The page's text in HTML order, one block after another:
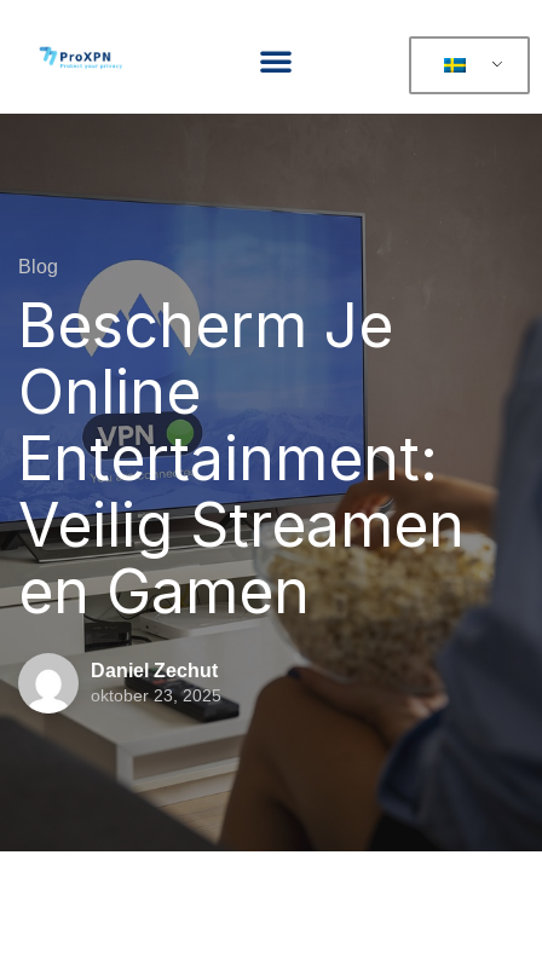
Blog
Bescherm Je
Online
Entertainment:
Veilig Streamen
en Gamen
Daniel Zechut
oktober 23, 2025